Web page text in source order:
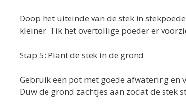
Doop het uiteinde van de stek in
kleiner. Tik het overtollige poeder er
Stap 5: Plant de stek in de grond
Gebruik een pot met goede afwatering en
Duw de grond zachtjes aan zodat de stek